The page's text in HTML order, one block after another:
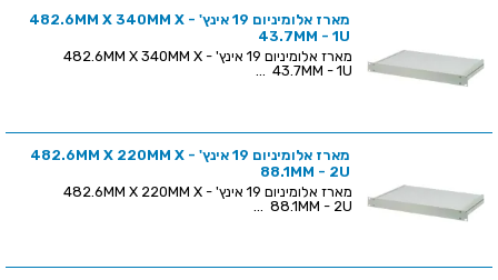
מארז אלומיניום 19 אינץ' - 482.6MM X 340MM X
43.7MM - 1U
מארז אלומיניום 19 אינץ' - 482.6MM X 340MM X
43.7MM - 1U ...
מארז אלומיניום 19 אינץ' - 482.6MM X 220MM X
88.1MM - 2U
מארז אלומיניום 19 אינץ' - 482.6MM X 220MM X
88.1MM - 2U ...